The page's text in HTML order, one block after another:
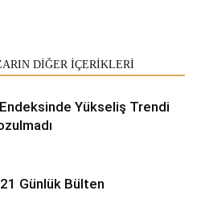
DİĞER İÇERİKLERİ
Yükseliş Trendi
Günlük Bülten